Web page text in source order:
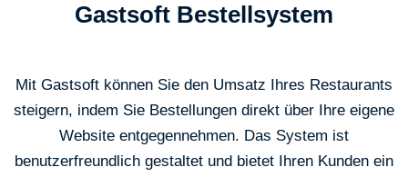
Gastsoft Bestellsystem
Mit Gastsoft können Sie den Umsatz Ihres Restaurants
steigern, indem Sie Bestellungen direkt über Ihre eigene
Website entgegennehmen. Das System ist
benutzerfreundlich gestaltet und bietet Ihren Kunden ein